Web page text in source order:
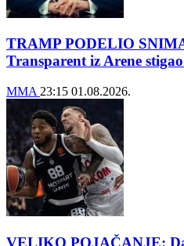
TRAMP PODELIO
Transparent iz Arene
MMA 23:15 01.08.2026.
VELIKO POJAČANJE: